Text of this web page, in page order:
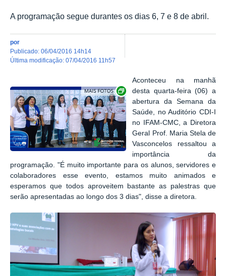
A programação segue durantes os dias 6, 7 e 8 de abril.
por
publicado: 06/04/2016 14h14
última modificação: 07/04/2016 11h57
Show image carousel
Aconteceu na manhã
desta quarta-feira (06) a
abertura da Semana da
Saúde, no Auditório CDI-I
no IFAM-CMC, a Diretora
Geral Prof. Maria Stela de
Vasconcelos ressaltou a
importância da
programação. "É muito importante para os alunos, servidores e
colaboradores esse evento, estamos muito animados e
esperamos que todos aproveitem bastante as palestras que
serão apresentadas ao longo dos 3 dias", disse a diretora.